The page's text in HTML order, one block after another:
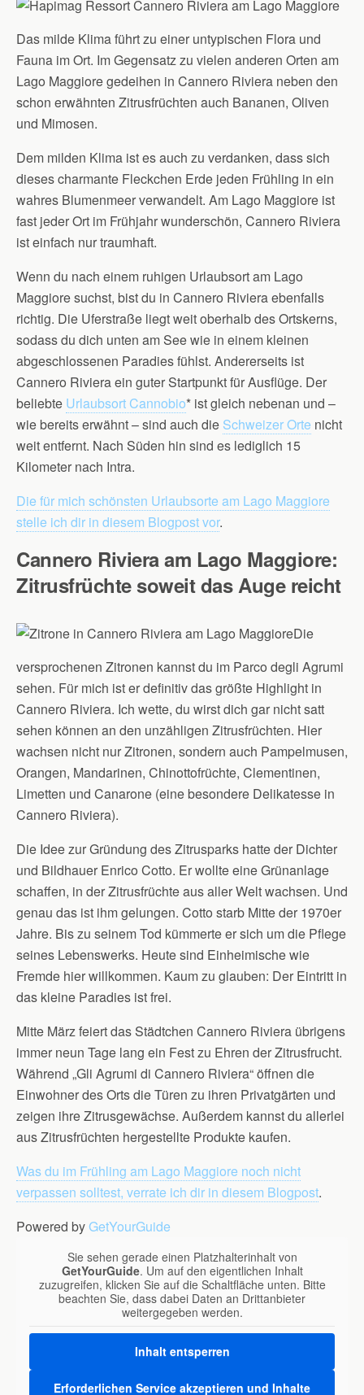
Das milde Klima führt zu einer untypischen Flora und
Fauna im Ort. Im Gegensatz zu vielen anderen Orten am
Lago Maggiore gedeihen in Cannero Riviera neben den
schon erwähnten Zitrusfrüchten auch Bananen, Oliven
und Mimosen.
Dem milden Klima ist es auch zu verdanken, dass sich
dieses charmante Fleckchen Erde jeden Frühling in ein
wahres Blumenmeer verwandelt. Am Lago Maggiore ist
fast jeder Ort im Frühjahr wunderschön, Cannero Riviera
ist einfach nur traumhaft.
Wenn du nach einem ruhigen Urlaubsort am Lago
Maggiore suchst, bist du in Cannero Riviera ebenfalls
richtig. Die Uferstraße liegt weit oberhalb des Ortskerns,
sodass du dich unten am See wie in einem kleinen
abgeschlossenen Paradies fühlst. Andererseits ist
Cannero Riviera ein guter Startpunkt für Ausflüge. Der
beliebte Urlaubsort Cannobio* ist gleich nebenan und –
wie bereits erwähnt – sind auch die Schweizer Orte nicht
weit entfernt. Nach Süden hin sind es lediglich 15
Kilometer nach Intra.
Die für mich schönsten Urlaubsorte am Lago Maggiore
stelle ich dir in diesem Blogpost vor.
Cannero Riviera am Lago Maggiore:
Zitrusfrüchte soweit das Auge reicht
Die
versprochenen Zitronen kannst du im Parco degli Agrumi
sehen. Für mich ist er definitiv das größte Highlight in
Cannero Riviera. Ich wette, du wirst dich gar nicht satt
sehen können an den unzähligen Zitrusfrüchten. Hier
wachsen nicht nur Zitronen, sondern auch Pampelmusen,
Orangen, Mandarinen, Chinottofrüchte, Clementinen,
Limetten und Canarone (eine besondere Delikatesse in
Cannero Riviera).
Die Idee zur Gründung des Zitrusparks hatte der Dichter
und Bildhauer Enrico Cotto. Er wollte eine Grünanlage
schaffen, in der Zitrusfrüchte aus aller Welt wachsen. Und
genau das ist ihm gelungen. Cotto starb Mitte der 1970er
Jahre. Bis zu seinem Tod kümmerte er sich um die Pflege
seines Lebenswerks. Heute sind Einheimische wie
Fremde hier willkommen. Kaum zu glauben: Der Eintritt in
das kleine Paradies ist frei.
Mitte März feiert das Städtchen Cannero Riviera übrigens
immer neun Tage lang ein Fest zu Ehren der Zitrusfrucht.
Während „Gli Agrumi di Cannero Riviera“ öffnen die
Einwohner des Orts die Türen zu ihren Privatgärten und
zeigen ihre Zitrusgewächse. Außerdem kannst du allerlei
aus Zitrusfrüchten hergestellte Produkte kaufen.
Was du im Frühling am Lago Maggiore noch nicht
verpassen solltest, verrate ich dir in diesem Blogpost.
Powered byGetYourGuide
Sie sehen gerade einen Platzhalterinhalt von
GetYourGuide. Um auf den eigentlichen Inhalt
zuzugreifen, klicken Sie auf die Schaltfläche unten. Bitte
beachten Sie, dass dabei Daten an Drittanbieter
weitergegeben werden.
Inhalt entsperren
Erforderlichen Service akzeptieren und Inhalte